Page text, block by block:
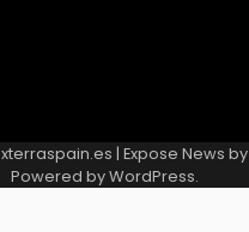
xterraspain.es | Expose News by
Powered byWordPress.